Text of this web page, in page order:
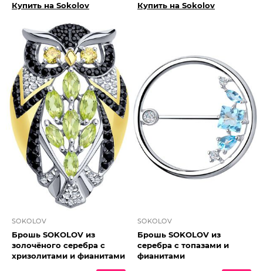
Купить на Sokolov Купить на Sokolov
SOKOLOV
Брошь SOKOLOV из
золочёного серебра с
хризолитами и фианитами
SOKOLOV
Брошь SOKOLOV из
серебра с топазами и
фианитами